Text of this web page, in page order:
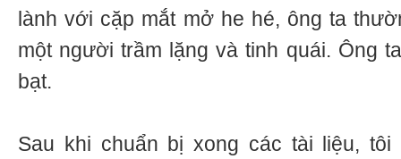
lành với cặp mắt mở he hé, ông ta
một người trầm lặng và tinh quái. Ông
bạt.
Sau khi chuẩn bị xong các tài liệu,